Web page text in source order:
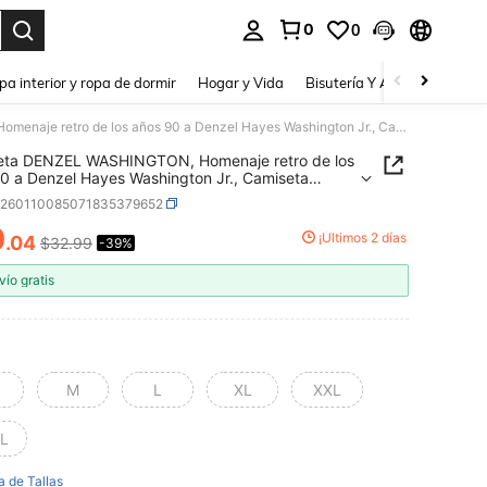
0 0
interior y ropa de dormir Hogar y Vida Bisutería Y Accesorios
Camiseta DENZEL WASHINGTON, Homenaje retro de los años 90 a Denzel Hayes Washington Jr., Camiseta vintage de Denzel Washington
DENZEL WASHINGTON, Homenaje retro de los
a Denzel Hayes Washington Jr., Camiseta
de Denzel Washington
AND AVAILABILITY
.04 $32.99 -39% ¡Últimos 2 días
gratis
M L XL XXL
de Tallas